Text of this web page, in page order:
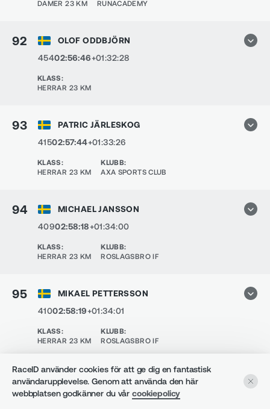
DAMER 23 KM
RUNACADEMY
92
OLOF ODDBJÖRN
45402:56:46+01:32:28
KLASS:
HERRAR 23 KM
93
PATRIC JÄRLESKOG
41502:57:44+01:33:26
KLASS:
HERRAR 23 KM
KLUBB:
AXA SPORTS CLUB
94
MICHAEL JANSSON
40902:58:18+01:34:00
KLASS:
HERRAR 23 KM
KLUBB:
ROSLAGSBRO IF
95
MIKAEL PETTERSSON
41002:58:19+01:34:01
KLASS:
HERRAR 23 KM
KLUBB:
ROSLAGSBRO IF
96
CHARLOTTE BACKLUND
47403:00:15+01:35:57
RaceID använder cookies för att ge dig en fantastisk
användarupplevelse. Genom att använda den här
webbplatsen godkänner du vår cookiepolicy